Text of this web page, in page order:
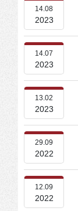
14.08
2023
14.07
2023
13.02
2023
29.09
2022
12.09
2022